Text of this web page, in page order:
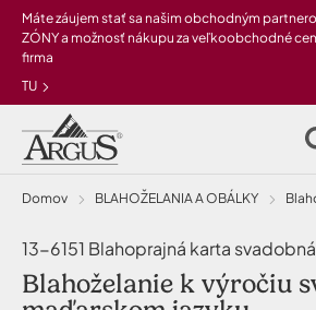
Preskočiť na hlavný obsah
Máte záujem stať sa našim obchodným
ZÓNY a možnosť nákupu za veľkoobchodné
firma
TU
Domov BLAHOŽELANIA A OBÁLKY
13-6151 Blahoprajná karta
Blahoželanie k výročiu